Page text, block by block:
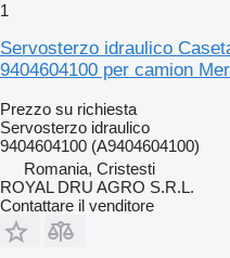
1
Servosterzo idraulico
9404604100 per camion
Prezzo su richiesta
Servosterzo idraulico
9404604100 (A9404604100)
Romania, Cristesti
ROYAL DRU AGRO S.R.L.
Contattare il venditore